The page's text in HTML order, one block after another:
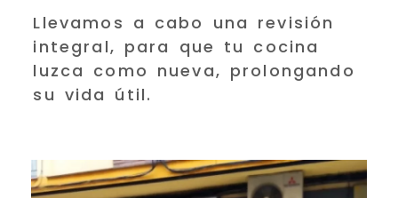
Llevamos a cabo una revisión
integral, para que tu cocina
luzca como nueva, prolongando
su vida útil.